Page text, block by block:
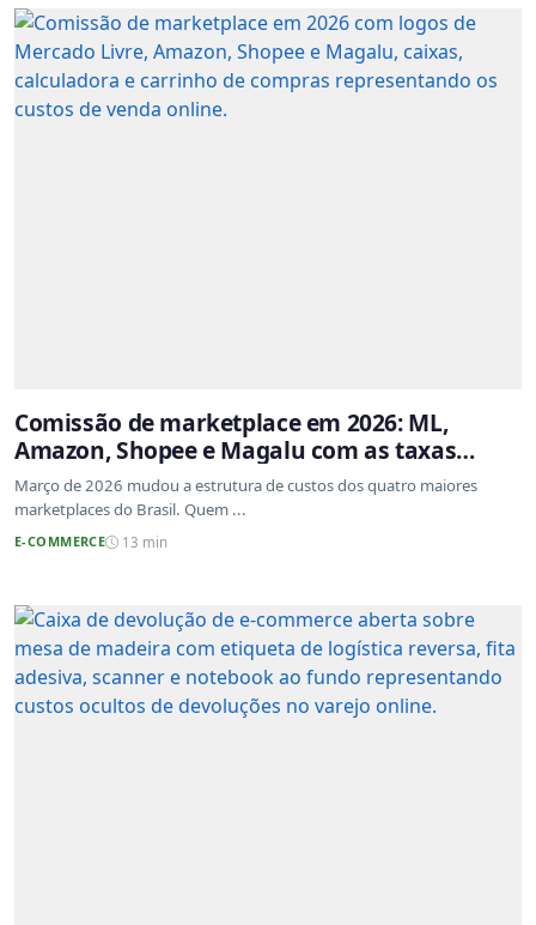
Comissão de marketplace em 2026: ML,
Amazon, Shopee e Magalu com as taxas
atualizadas
Março de 2026 mudou a estrutura de custos dos quatro maiores
marketplaces do Brasil. Quem ...
E-COMMERCE 13 min